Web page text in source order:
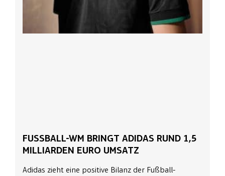
FUSSBALL-WM BRINGT ADIDAS RUND 1,5 M
ILLIARDEN EURO UMSATZ
Adidas zieht eine positive Bilanz der Fußball-